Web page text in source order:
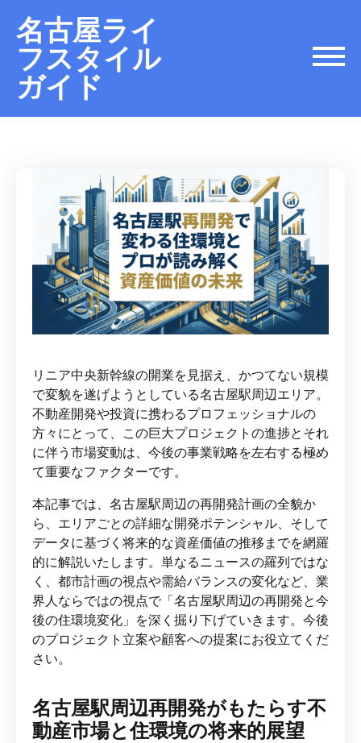
名古屋ライ
フスタイル
ガイド
リニア中央新幹線の開業を見据え、かつてない規模
で変貌を遂げようとしている名古屋駅周辺エリア。
不動産開発や投資に携わるプロフェッショナルの
方々にとって、この巨大プロジェクトの進捗とそれ
に伴う市場変動は、今後の事業戦略を左右する極め
て重要なファクターです。
本記事では、名古屋駅周辺の再開発計画の全貌か
ら、エリアごとの詳細な開発ポテンシャル、そして
データに基づく将来的な資産価値の推移までを網羅
的に解説いたします。単なるニュースの羅列ではな
く、都市計画の視点や需給バランスの変化など、業
界人ならではの視点で「名古屋駅周辺の再開発と今
後の住環境変化」を深く掘り下げていきます。今後
のプロジェクト立案や顧客への提案にお役立てくだ
さい。
名古屋駅周辺再開発がもたらす不
動産市場と住環境の将来的展望